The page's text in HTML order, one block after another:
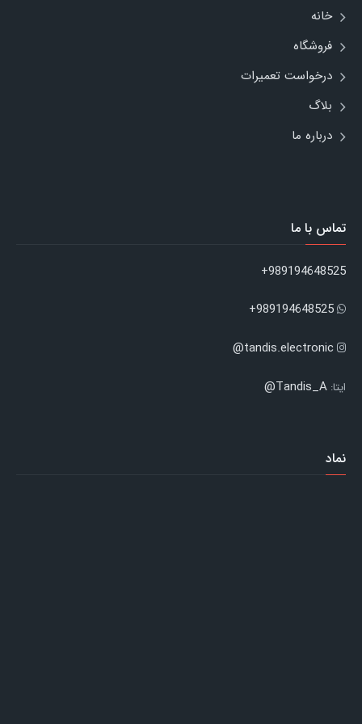
خانه
فروشگاه
درخواست تعمیرات
بلاگ
درباره ما
تماس با ما
989194648525+
989194648525+
tandis.electronic@
ایتا: Tandis_A@
نماد